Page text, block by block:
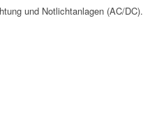
und Notlichtanlagen (AC/DC).